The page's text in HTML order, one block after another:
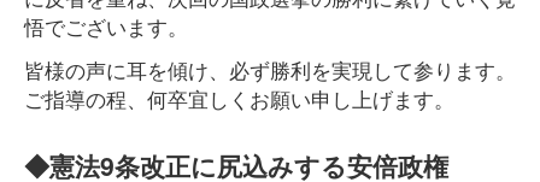
悟でございます。
皆様の声に耳を傾け、必ず勝利を実現して参ります。
ご指導の程、何卒宜しくお願い申し上げます。
◆憲法9条改正に尻込みする安倍政権